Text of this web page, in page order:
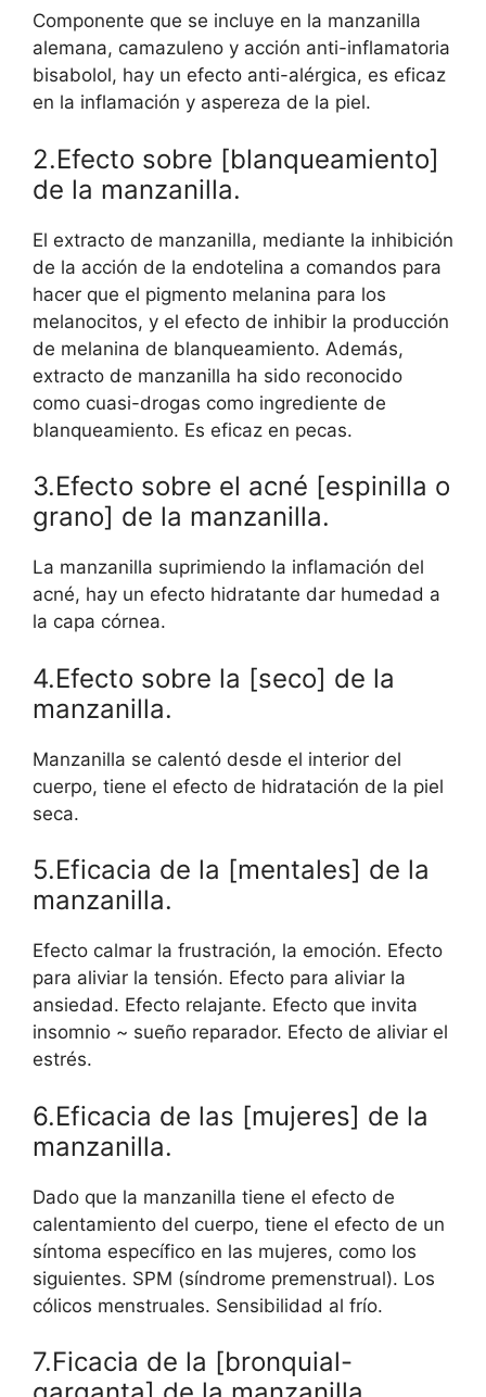
Componente que se incluye en la manzanilla
alemana, camazuleno y acción anti-inflamatoria
bisabolol, hay un efecto anti-alérgica, es eficaz
en la inflamación y aspereza de la piel.
2.Efecto sobre [blanqueamiento]
de la manzanilla.
El extracto de manzanilla, mediante la inhibición
de la acción de la endotelina a comandos para
hacer que el pigmento melanina para los
melanocitos, y el efecto de inhibir la producción
de melanina de blanqueamiento. Además,
extracto de manzanilla ha sido reconocido
como cuasi-drogas como ingrediente de
blanqueamiento. Es eficaz en pecas.
3.Efecto sobre el acné [espinilla o
grano] de la manzanilla.
La manzanilla suprimiendo la inflamación del
acné, hay un efecto hidratante dar humedad a
la capa córnea.
4.Efecto sobre la [seco] de la
manzanilla.
Manzanilla se calentó desde el interior del
cuerpo, tiene el efecto de hidratación de la piel
seca.
5.Eficacia de la [mentales] de la
manzanilla.
Efecto calmar la frustración, la emoción. Efecto
para aliviar la tensión. Efecto para aliviar la
ansiedad. Efecto relajante. Efecto que invita
insomnio ~ sueño reparador. Efecto de aliviar el
estrés.
6.Eficacia de las [mujeres] de la
manzanilla.
Dado que la manzanilla tiene el efecto de
calentamiento del cuerpo, tiene el efecto de un
síntoma específico en las mujeres, como los
siguientes. SPM (síndrome premenstrual). Los
cólicos menstruales. Sensibilidad al frío.
7.Ficacia de la [bronquial-